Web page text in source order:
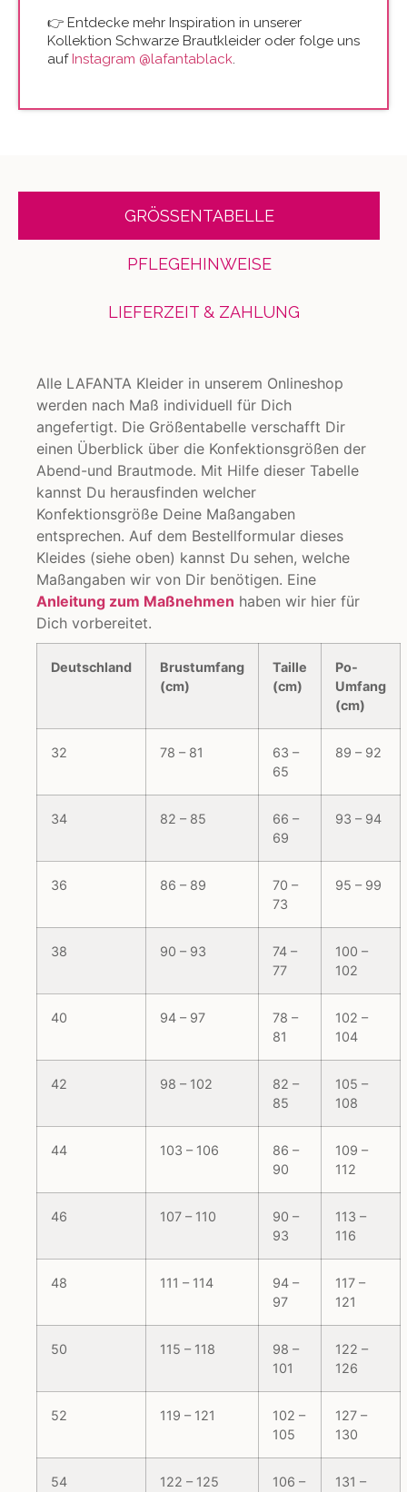
👉 Entdecke mehr Inspiration in unserer
Kollektion Schwarze Brautkleider oder folge uns
auf Instagram @lafantablack.
GRÖSSENTABELLE
PFLEGEHINWEISE
LIEFERZEIT & ZAHLUNG
Alle LAFANTA Kleider in unserem Onlineshop
werden nach Maß individuell für Dich
angefertigt. Die Größentabelle verschafft Dir
einen Überblick über die Konfektionsgrößen der
Abend-und Brautmode. Mit Hilfe dieser Tabelle
kannst Du herausfinden welcher
Konfektionsgröße Deine Maßangaben
entsprechen. Auf dem Bestellformular dieses
Kleides (siehe oben) kannst Du sehen, welche
Maßangaben wir von Dir benötigen. Eine
Anleitung zum Maßnehmen haben wir hier für
Dich vorbereitet.
Deutschland
Brustumfang
(cm)
Taille
(cm)
Po-
Umfang
(cm)
32 78 – 81
63 –
65
89 – 92
34 82 – 85
66 –
69
93 – 94
36 86 – 89
70 –
73
95 – 99
38 90 – 93
74 –
77
100 –
102
40 94 – 97
78 –
81
102 –
104
42 98 – 102
82 –
85
105 –
108
44 103 – 106
86 –
90
109 –
112
46 107 – 110
90 –
93
113 –
116
48 111 – 114
94 –
97
117 –
121
50 115 – 118
98 –
101
122 –
126
52 119 – 121
102 –
105
127 –
130
54 122 – 125
106 –
131 –